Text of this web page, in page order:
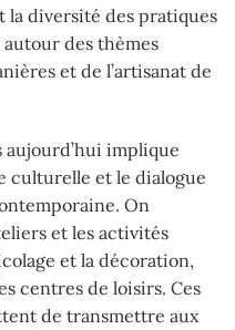
la diversité des pratiques
des thèmes
et de l’artisanat de
aujourd’hui implique
culturelle et le dialogue
On
et les activités
et la décoration,
centres de loisirs. Ces
de transmettre aux